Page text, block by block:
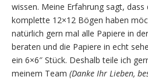
wissen. Meine Erfahrung sagt,
komplette 12×12 Bögen haben
natürlich gern mal alle Papiere in
beraten und die Papiere in echt
ein 6×6″ Stück. Deshalb teile ich
meinem Team (Danke Ihr Lieben,